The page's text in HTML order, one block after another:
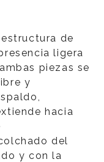
de
ligera
piezas se
y
hacia
del
y con la